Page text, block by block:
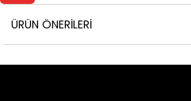
ÜRÜN ÖNERILERI